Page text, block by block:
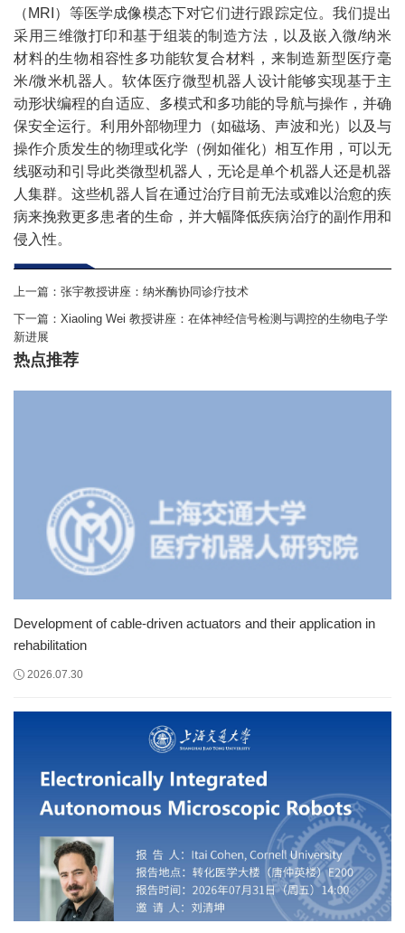
（MRI）等医学成像模态下对它们进行跟踪定位。我们提出
采用三维微打印和基于组装的制造方法，以及嵌入微/纳米
材料的生物相容性多功能软复合材料，来制造新型医疗毫
米/微米机器人。软体医疗微型机器人设计能够实现基于主
动形状编程的自适应、多模式和多功能的导航与操作，并确
保安全运行。利用外部物理力（如磁场、声波和光）以及与
操作介质发生的物理或化学（例如催化）相互作用，可以无
线驱动和引导此类微型机器人，无论是单个机器人还是机器
人集群。这些机器人旨在通过治疗目前无法或难以治愈的疾
病来挽救更多患者的生命，并大幅降低疾病治疗的副作用和
侵入性。
上一篇： 张宇教授讲座：纳米酶协同诊疗技术
下一篇： Xiaoling Wei 教授讲座：在体神经信号检测与调控的生物电子学
新进展
热点推荐
Development of cable-driven actuators and their application in
rehabilitation
2026.07.30